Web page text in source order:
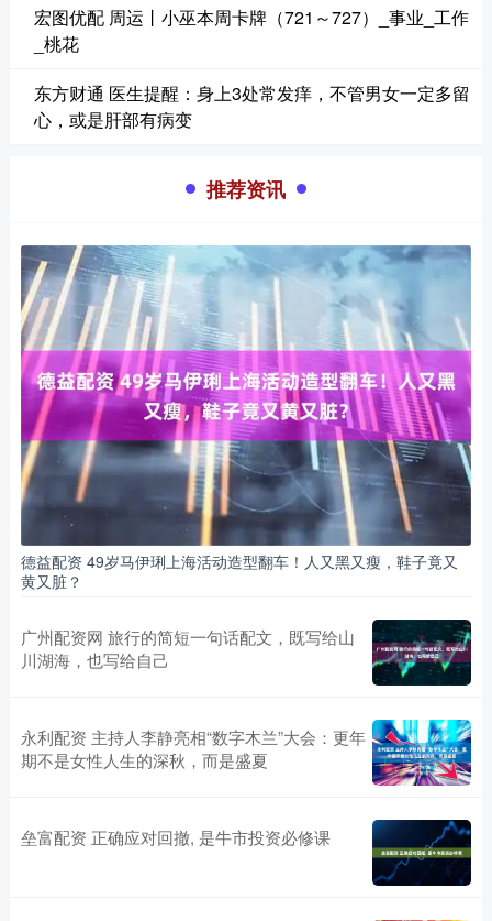
宏图优配 周运丨小巫本周卡牌（721～727）_事业_工作
_桃花
东方财通 医生提醒：身上3处常发痒，不管男女一定多留
心，或是肝部有病变
推荐资讯
德益配资 49岁马伊琍上海活动造型翻车！人又黑又瘦，鞋子竟又
黄又脏？
广州配资网 旅行的简短一句话配文，既写给山
川湖海，也写给自己
永利配资 主持人李静亮相“数字木兰”大会：更年
期不是女性人生的深秋，而是盛夏
垒富配资 正确应对回撤, 是牛市投资必修课